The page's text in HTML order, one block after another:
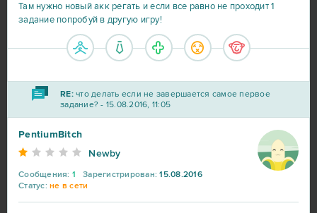
Там нужно новый акк регать и если все равно не проходит 1
задание попробуй в другую игру!
RE:что делать если не завершается самое первое
задание? - 15.08.2016, 11:05
PentiumBitch
Newby
Сообщения: 1 Зарегистрирован: 15.08.2016
Статус: не в сети
My Little Farmies
Warframe
Vikings: War of Clans 8
Point Blank